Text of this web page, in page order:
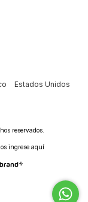
Estados Unidos
reservados.
ingrese aquí